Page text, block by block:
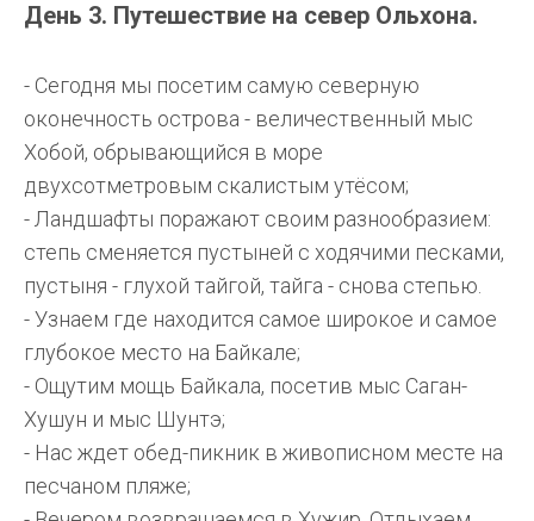
День 3. Путешествие на север Ольхона.
- Сегодня мы посетим самую северную
оконечность острова - величественный мыс
Хобой, обрывающийся в море
двухсотметровым скалистым утёсом;
- Ландшафты поражают своим разнообразием:
степь сменяется пустыней с ходячими песками,
пустыня - глухой тайгой, тайга - снова степью.
- Узнаем где находится самое широкое и самое
глубокое место на Байкале;
- Ощутим мощь Байкала, посетив мыс Саган-
Хушун и мыс Шунтэ;
- Нас ждет обед-пикник в живописном месте на
песчаном пляже;